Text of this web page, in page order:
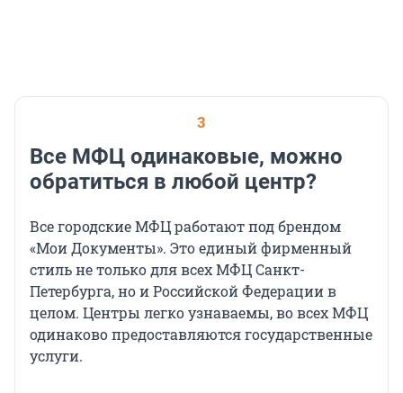
3
Все МФЦ одинаковые, можно
обратиться в любой центр?
Все городские МФЦ работают под брендом
«Мои Документы». Это единый фирменный
стиль не только для всех МФЦ Санкт-
Петербурга, но и Российской Федерации в
целом. Центры легко узнаваемы, во всех МФЦ
одинаково предоставляются государственные
услуги.